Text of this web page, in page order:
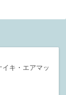
キ・エアマッ